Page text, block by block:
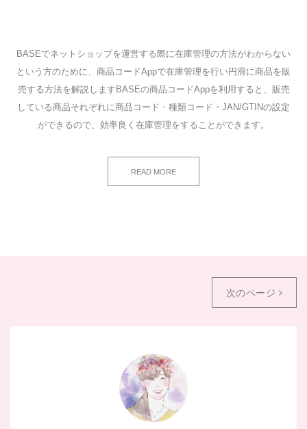
BASEでネットショップを運営する際に在庫管理の方法がわからない
という方のために、商品コードAppで在庫管理を行い円滑に商品を販
売する方法を解説しますBASEの商品コードAppを利用すると、販売
している商品それぞれに商品コード・種類コード・JAN/GTINの設定
ができるので、効率良く在庫管理をすることができます。
READ MORE
次のページ